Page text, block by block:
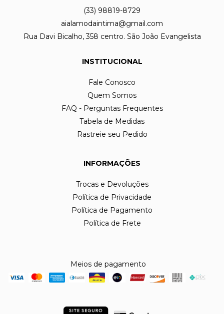
(33) 98819-8729
aialamodaintima@gmail.com
Rua Davi Bicalho, 358 centro. São João Evangelista
INSTITUCIONAL
Fale Conosco
Quem Somos
FAQ - Perguntas Frequentes
Tabela de Medidas
Rastreie seu Pedido
INFORMAÇÕES
Trocas e Devoluções
Política de Privacidade
Política de Pagamento
Política de Frete
Meios de pagamento